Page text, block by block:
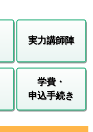
実力講師陣
学費・
申込手続き